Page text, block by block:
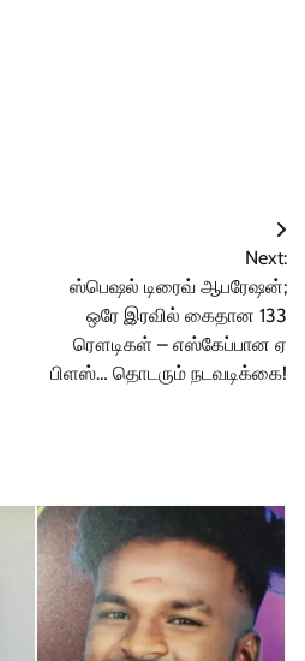
Next:
ஸ்பெஷல் டிரைவ் ஆபரேஷன்;
ஒரே இரவில் கைதான 133
ரௌடிகள் – எஸ்கேப்பான ஏ
பிளஸ்… தொடரும் நடவடிக்கை!